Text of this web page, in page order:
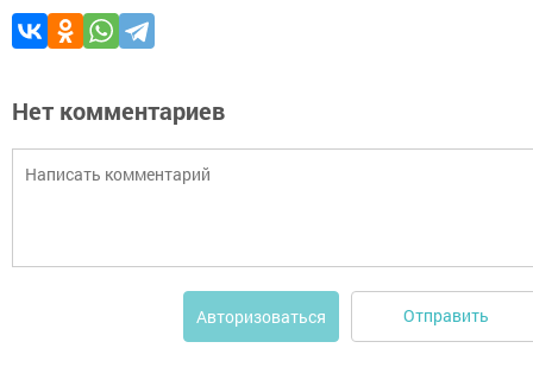
Нет комментариев
Авторизоваться Отправить